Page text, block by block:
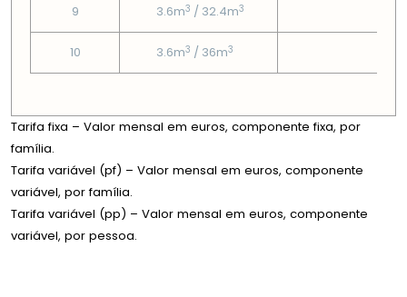
9 3.6m3 / 32.4m3
10 3.6m3 / 36m3
Tarifa fixa – Valor mensal em euros, componente fixa, por
família.
Tarifa variável (pf) – Valor mensal em euros, componente
variável, por família.
Tarifa variável (pp) – Valor mensal em euros, componente
variável, por pessoa.